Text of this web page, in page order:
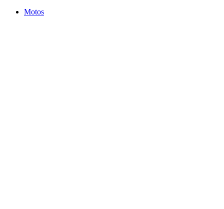
Motos